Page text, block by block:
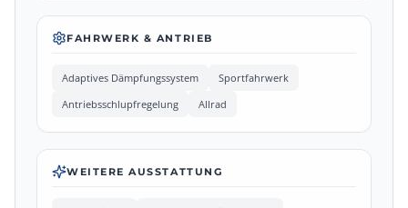
FAHRWERK & ANTRIEB
Adaptives Dämpfungssystem
Sportfahrwerk
Antriebsschlupfregelung
Allrad
WEITERE AUSSTATTUNG